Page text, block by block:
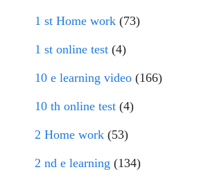
1 st Home work (73)
1 st online test (4)
10 e learning video (166)
10 th online test (4)
2 Home work (53)
2 nd e learning (134)